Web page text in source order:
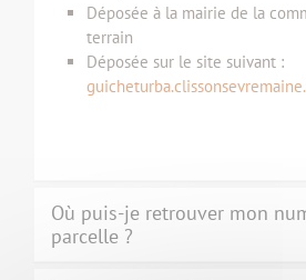
Déposée à la mairie de la
terrain
Déposée sur le site suivant :
Où puis-je retrouver mon
parcelle ?